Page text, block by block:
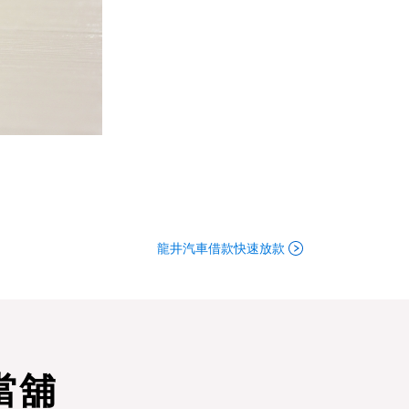
龍井汽車借款快速放款
舖